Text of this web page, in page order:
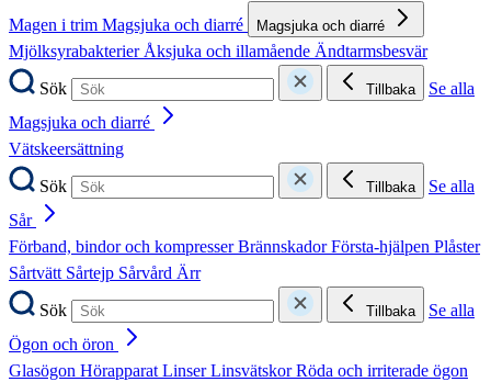
Magen i trim Magsjuka och diarré Magsjuka och diarré
MjölksyrabakterierÅksjuka och illamående Ändtarmsbesvär
Sök
Tillbaka
Se alla
Magsjuka och diarré
Vätskeersättning
Sök
Tillbaka
Se alla
Sår
Förband, bindor och kompresserBrännskadorFörsta-hjälpen Plåster
Sårtvätt Sårtejp Sårvård Ärr
Sök
Tillbaka
Se alla
Ögon och öron
Glasögon HörapparatLinserLinsvätskorRöda och irriterade ögon